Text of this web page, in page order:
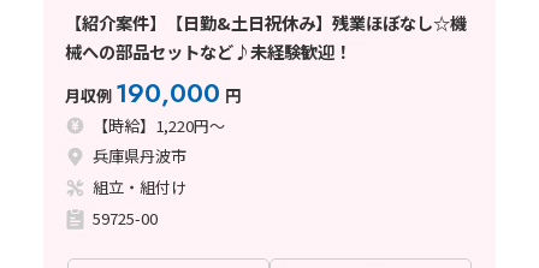
【紹介案件】【日勤&土日祝休み】残業ほぼなし☆機
械への部品セットなど♪未経験歓迎！
月収例 190,000 円
【時給】1,220円～
兵庫県丹波市
組立・組付け
59725-00